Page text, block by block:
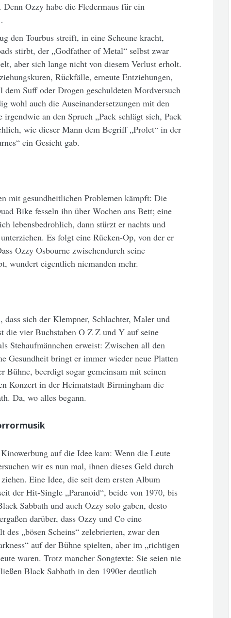
Ozzy habe die Fledermaus für ein
den Tourbus streift, in eine Scheune kracht,
stirbt, der „Godfather of Metal“ selbst zwar
aber sich lange nicht von diesem Verlust erholt.
Rückfälle, erneute Entziehungen,
Suff oder Drogen geschuldeten Mordversuch
wohl auch die Auseinandersetzungen mit den
an den Spruch „Pack schlägt sich, Pack
wie dieser Mann dem Begriff „Prolet“ in der
ein Gesicht gab.
mit gesundheitlichen Problemen kämpft: Die
Bike fesseln ihn über Wochen ans Bett; eine
lebensbedrohlich, dann stürzt er nachts und
Es folgt eine Rücken-Op, von der er
Ozzy Osbourne zwischendurch seine
wundert eigentlich niemanden mehr.
sich der Klempner, Schlachter, Maler und
die vier Buchstaben O Z Z und Y auf seine
Stehaufmännchen erweist: Zwischen all den
Gesundheit bringt er immer wieder neue Platten
Bühne, beerdigt sogar gemeinsam mit seinen
Konzert in der Heimatstadt Birmingham die
Da, wo alles begann.
auf die Idee kam: Wenn die Leute
wir es nun mal, ihnen dieses Geld durch
Eine Idee, die seit dem ersten Album
der Hit-Single „Paranoid“, beide von 1970, bis
Sabbath und auch Ozzy solo gaben, desto
darüber, dass Ozzy und Co eine
des „bösen Scheins“ zelebrierten, zwar den
auf der Bühne spielten, aber im „richtigen
waren. Trotz mancher Songtexte: Sie seien nie
Black Sabbath in den 1990er deutlich